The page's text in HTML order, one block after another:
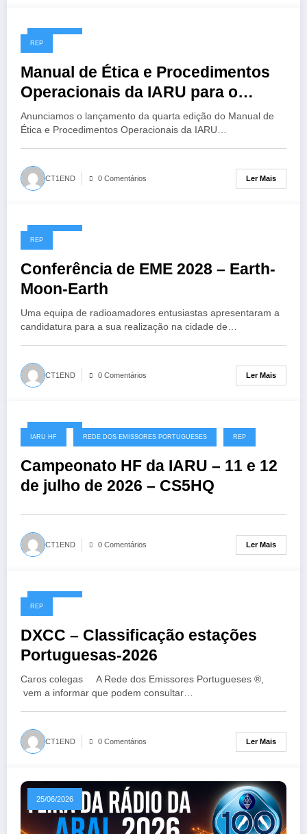
14/07/2026
REP
Manual de Ética e Procedimentos
Operacionais da IARU para o
Radioamador, 4ª Edição
Anunciamos o lançamento da quarta edição do Manual de
Ética e Procedimentos Operacionais da IARU…
CT1END 0 Comentários Ler Mais
13/07/2026
REP
Conferência de EME 2028 – Earth-
Moon-Earth
Uma equipa de radioamadores entusiastas apresentaram a
candidatura para a sua realização na cidade de…
CT1END 0 Comentários Ler Mais
08/07/2026
IARU HF REDE DOS EMISSORES PORTUGUESES REP
Campeonato HF da IARU – 11 e 12
de julho de 2026 – CS5HQ
CT1END 0 Comentários Ler Mais
06/07/2026
REP
DXCC – Classificação estações
Portuguesas-2026
Caros colegas A Rede dos Emissores Portugueses ®,
vem a informar que podem consultar…
CT1END 0 Comentários Ler Mais
25/06/2026